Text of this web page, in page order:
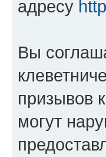
адресу
Вы
призывов
могут